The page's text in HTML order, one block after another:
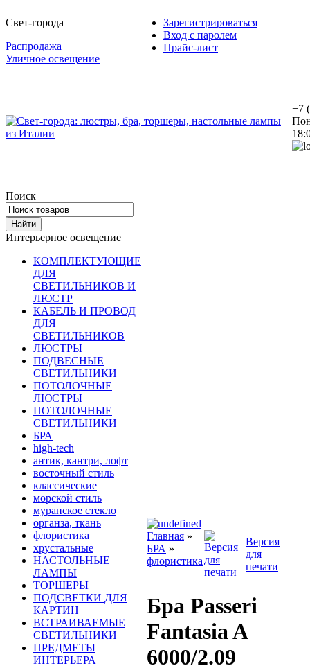
Свет-города
Распродажа
Уличное освещение
Зарегистрироваться
Вход с паролем
Прайс-лист
+7
Поиск
Интерьерное освещение
КОМПЛЕКТУЮЩИЕ
ДЛЯ
СВЕТИЛЬНИКОВ И
ЛЮСТР
КАБЕЛЬ И ПРОВОД
ДЛЯ
СВЕТИЛЬНИКОВ
ЛЮСТРЫ
ПОДВЕСНЫЕ
СВЕТИЛЬНИКИ
ПОТОЛОЧНЫЕ
ЛЮСТРЫ
ПОТОЛОЧНЫЕ
СВЕТИЛЬНИКИ
БРА
high-tech
антик, кантри, лофт
восточный стиль
классические
морской стиль
муранское стекло
органза, ткань
флористика
хрустальные
НАСТОЛЬНЫЕ
ЛАМПЫ
ТОРШЕРЫ
ПОДСВЕТКИ ДЛЯ
КАРТИН
ВСТРАИВАЕМЫЕ
СВЕТИЛЬНИКИ
ПРЕДМЕТЫ
ИНТЕРЬЕРА
Главная »
БРА »
флористика
Версия
для
печати
Бра Passeri
Fantasia A
6000/2.09